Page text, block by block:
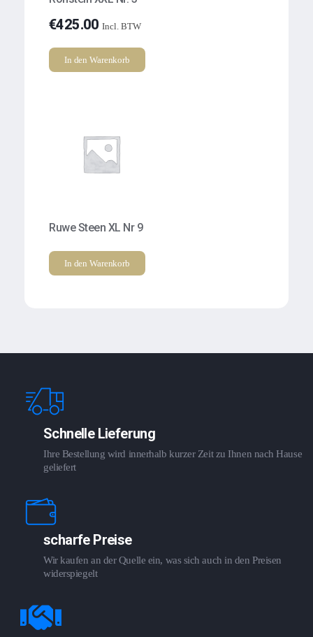
€425.00 Incl. BTW
In den Warenkorb
Ruwe Steen XL Nr 9
In den Warenkorb
Schnelle Lieferung
Ihre Bestellung wird innerhalb kurzer Zeit zu Ihnen nach Hause
geliefert
scharfe Preise
Wir kaufen an der Quelle ein, was sich auch in den Preisen
widerspiegelt